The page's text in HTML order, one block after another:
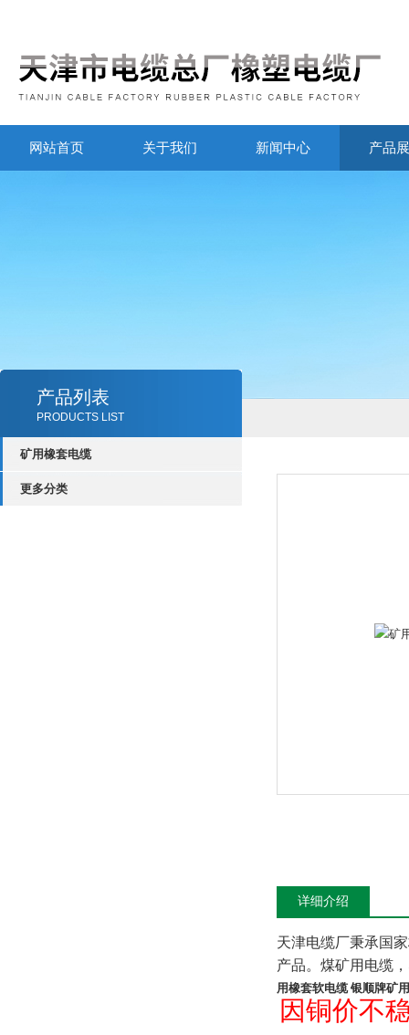
网站首页 关于我们 新闻中心 产品
产品列表
PRODUCTS LIST
矿用橡套电缆
更多分类
详细介绍
天津电缆厂秉承国
产品。煤矿用电缆
用橡套软电缆 银顺牌矿
因铜价不